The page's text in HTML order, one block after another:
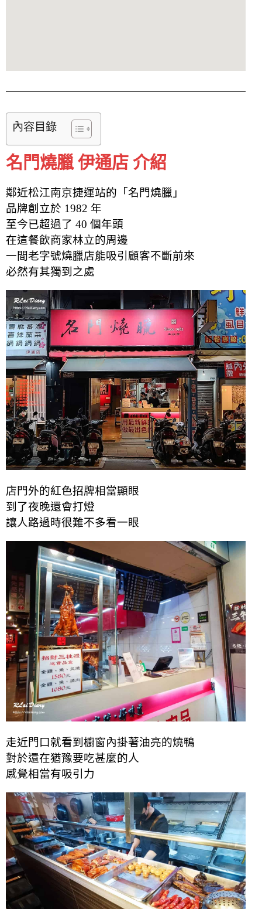
內容目錄
名門燒臘 伊通店 介紹
鄰近松江南京捷運站的「名門燒臘」
品牌創立於 1982 年
至今已超過了 40 個年頭
在這餐飲商家林立的周邊
一間老字號燒臘店能吸引顧客不斷前來
必然有其獨到之處
店門外的紅色招牌相當顯眼
到了夜晚還會打燈
讓人路過時很難不多看一眼
走近門口就看到櫥窗內掛著油亮的燒鴨
對於還在猶豫要吃甚麼的人
感覺相當有吸引力